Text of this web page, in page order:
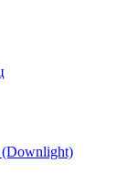
(Downlight)